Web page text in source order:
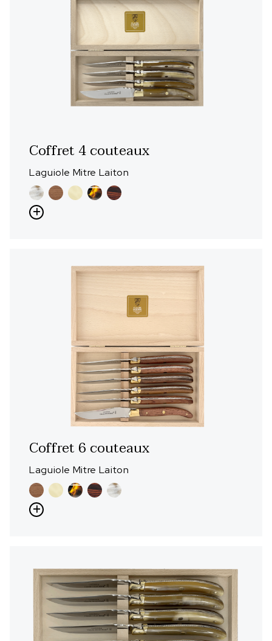
Coffret 4 couteaux
Laguiole Mitre Laiton
Coffret 6 couteaux
Laguiole Mitre Laiton